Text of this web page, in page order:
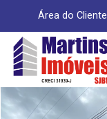
Área do Cliente